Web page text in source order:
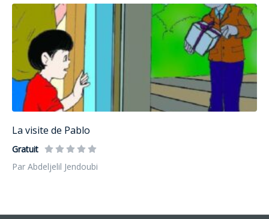
La visite de Pablo
Gratuit
Par Abdeljelil Jendoubi